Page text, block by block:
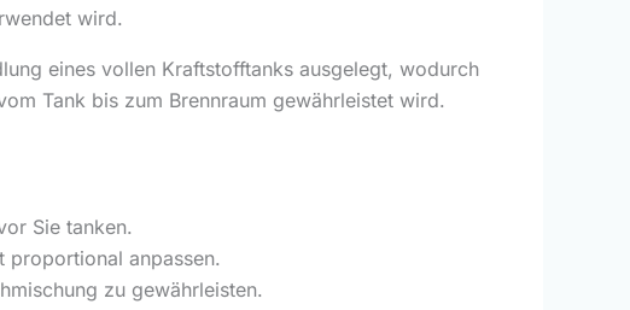
wird.
eines vollen Kraftstofftanks ausgelegt, wodurch
Tank bis zum Brennraum gewährleistet wird.
Sie tanken.
proportional anpassen.
zu gewährleisten.